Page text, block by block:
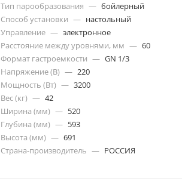
Тип парообразования — бойлерный
Способ установки — настольный
Управление — электронное
Расстояние между уровнями, мм — 60
Формат гастроемкости — GN 1/3
Напряжение (В) — 220
Мощность (Вт) — 3200
Вес (кг) — 42
Ширина (мм) — 520
Глубина (мм) — 593
Высота (мм) — 691
Страна-производитель — РОССИЯ